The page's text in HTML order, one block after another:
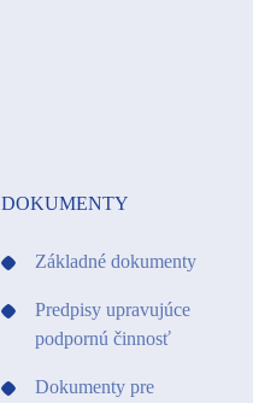
DOKUMENTY
Základné dokumenty
Predpisy upravujúce
podpornú činnosť
Dokumenty pre